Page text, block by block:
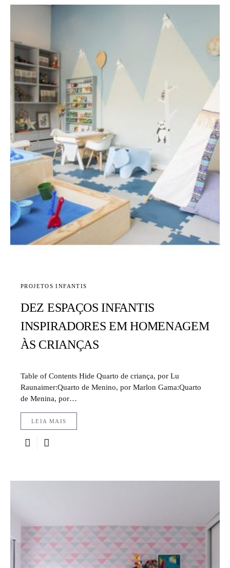
PROJETOS INFANTIS
DEZ ESPAÇOS INFANTIS
INSPIRADORES EM HOMENAGEM
ÀS CRIANÇAS
Table of Contents Hide Quarto de criança, por Lu
Raunaimer:Quarto de Menino, por Marlon Gama:Quarto
de Menina, por…
LEIA MAIS